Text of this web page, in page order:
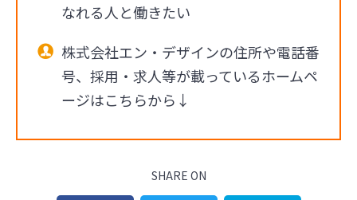
なれる人と働きたい
株式会社エン・デザインの住所や電話番
号、採用・求人等が載っているホームペ
ージはこちらから↓
SHARE ON